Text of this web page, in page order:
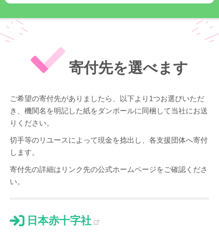
寄付先を選べます
ご希望の寄付先がありましたら、以下より1つお選びいただ
き、機関名を明記した紙をダンボールに同梱して当社にお送
りください。
切手等のリユースによって現金を捻出し、各支援団体へ寄付
します。
寄付先の詳細はリンク先の公式ホームページをご確認くださ
い。
日本赤十字社